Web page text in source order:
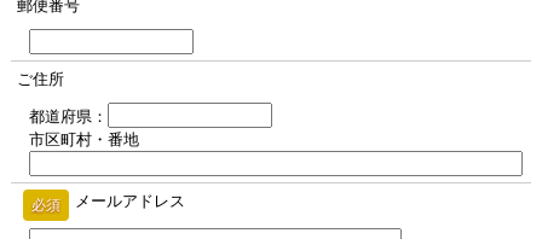
郵便番号
ご住所
都道府県：
市区町村・番地
必須 メールアドレス